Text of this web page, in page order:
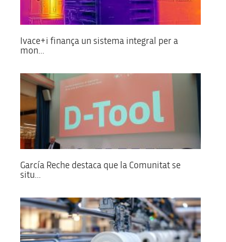
Ivace+i finança un sistema integral per a
mon...
García Reche destaca que la Comunitat se
situ...